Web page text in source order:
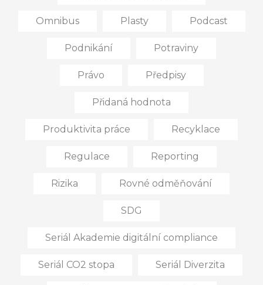
Omnibus Plasty Podcast
Podnikání Potraviny
Právo Předpisy
Přidaná hodnota
Produktivita práce Recyklace
Regulace Reporting
Rizika Rovné odměňování
SDG
Seriál Akademie digitální compliance
Seriál CO2 stopa Seriál Diverzita